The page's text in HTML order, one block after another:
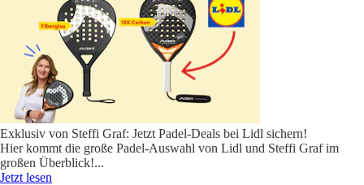
Exklusiv von Steffi Graf: Jetzt Padel-Deals bei Lidl sichern!
Hier kommt die große Padel-Auswahl von Lidl und Steffi Graf im
großen Überblick!...
Jetzt lesen